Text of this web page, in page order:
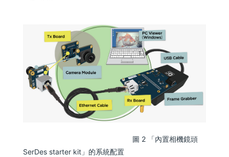
圖 2 「內置相機鏡頭
SerDes starter kit」的系統配置